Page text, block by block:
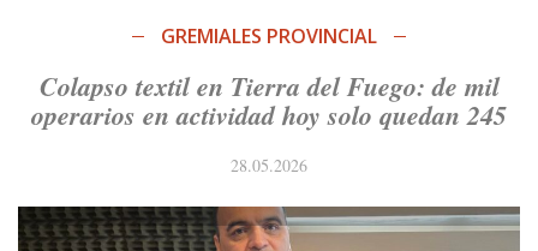
GREMIALES PROVINCIAL
Colapso textil en Tierra del Fuego: de mil
operarios en actividad hoy solo quedan 245
28.05.2026